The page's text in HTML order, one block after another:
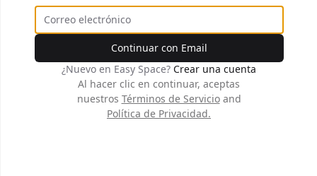
Correo electrónico
Continuar con Email
¿Nuevo en Easy Space? Crear una cuenta
Al hacer clic en continuar, aceptas
nuestros Términos de Servicio and
Política de Privacidad.